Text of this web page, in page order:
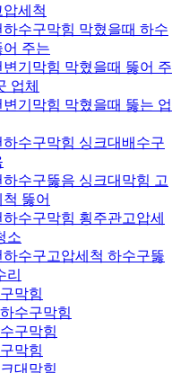
압세척
하수구막힘 막혔을때 하수
어 주는
변기막힘 막혔을때 뚫어 주
업체
변기막힘 막혔을때 뚫는 업
하수구막힘 싱크대배수구
하수구뚫음 싱크대막힘 고
척 뚫어
하수구막힘 횡주관고압세
소
하수구고압세척 하수구뚫
리
막힘
수구막힘
구막힘
막힘
대막힘